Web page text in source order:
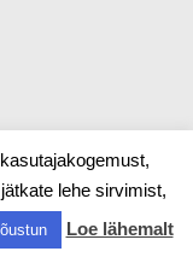
lehe sirvimist,
Loe lähemalt